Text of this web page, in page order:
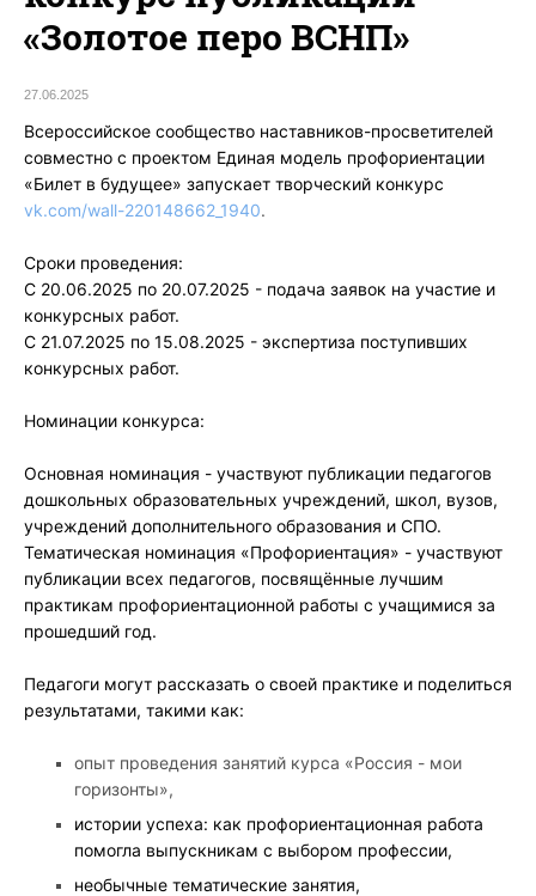
«Золотое перо ВСНП»
27.06.2025
Всероссийское сообщество наставников-просветителей
совместно с проектом Единая модель профориентации
«Билет в будущее» запускает творческий конкурс
vk.com/wall-220148662_1940.
Сроки проведения:
С 20.06.2025 по 20.07.2025 - подача заявок на участие и
конкурсных работ.
С 21.07.2025 по 15.08.2025 - экспертиза поступивших
конкурсных работ.
Номинации конкурса:
Основная номинация - участвуют публикации педагогов
дошкольных образовательных учреждений, школ, вузов,
учреждений дополнительного образования и СПО.
Тематическая номинация «Профориентация» - участвуют
публикации всех педагогов, посвящённые лучшим
практикам профориентационной работы с учащимися за
прошедший год.
Педагоги могут рассказать о своей практике и поделиться
результатами, такими как:
опыт проведения занятий курса «Россия - мои
горизонты»,
истории успеха: как профориентационная работа
помогла выпускникам с выбором профессии,
необычные тематические занятия,